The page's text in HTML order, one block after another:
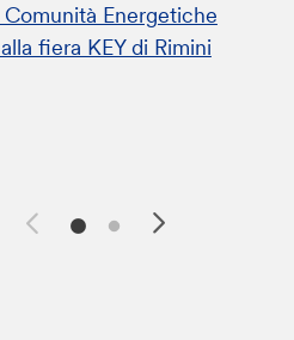
Energetiche
fiera KEY di Rimini